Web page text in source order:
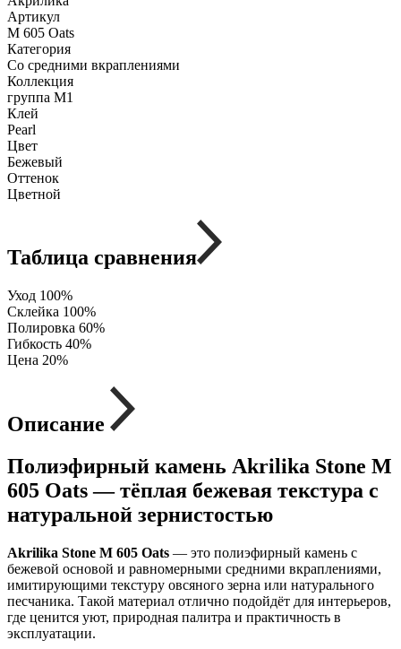
Артикул
M 605 Oats
Категория
Со средними вкраплениями
Коллекция
группа М1
Клей
Pearl
Цвет
Бежевый
Оттенок
Цветной
Таблица сравнения
Уход 100%
Склейка 100%
Полировка 60%
Гибкость 40%
Цена 20%
Описание
Полиэфирный камень Akrilika Stone M
605 Oats — тёплая бежевая текстура с
натуральной зернистостью
Akrilika Stone M 605 Oats — это полиэфирный камень с
бежевой основой и равномерными средними вкраплениями,
имитирующими текстуру овсяного зерна или натурального
песчаника. Такой материал отлично подойдёт для интерьеров,
где ценится уют, природная палитра и практичность в
эксплуатации.